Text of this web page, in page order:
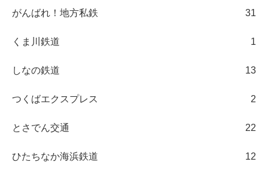
がんばれ！地方私鉄 31
くま川鉄道 1
しなの鉄道 13
つくばエクスプレス 2
とさでん交通 22
ひたちなか海浜鉄道 12